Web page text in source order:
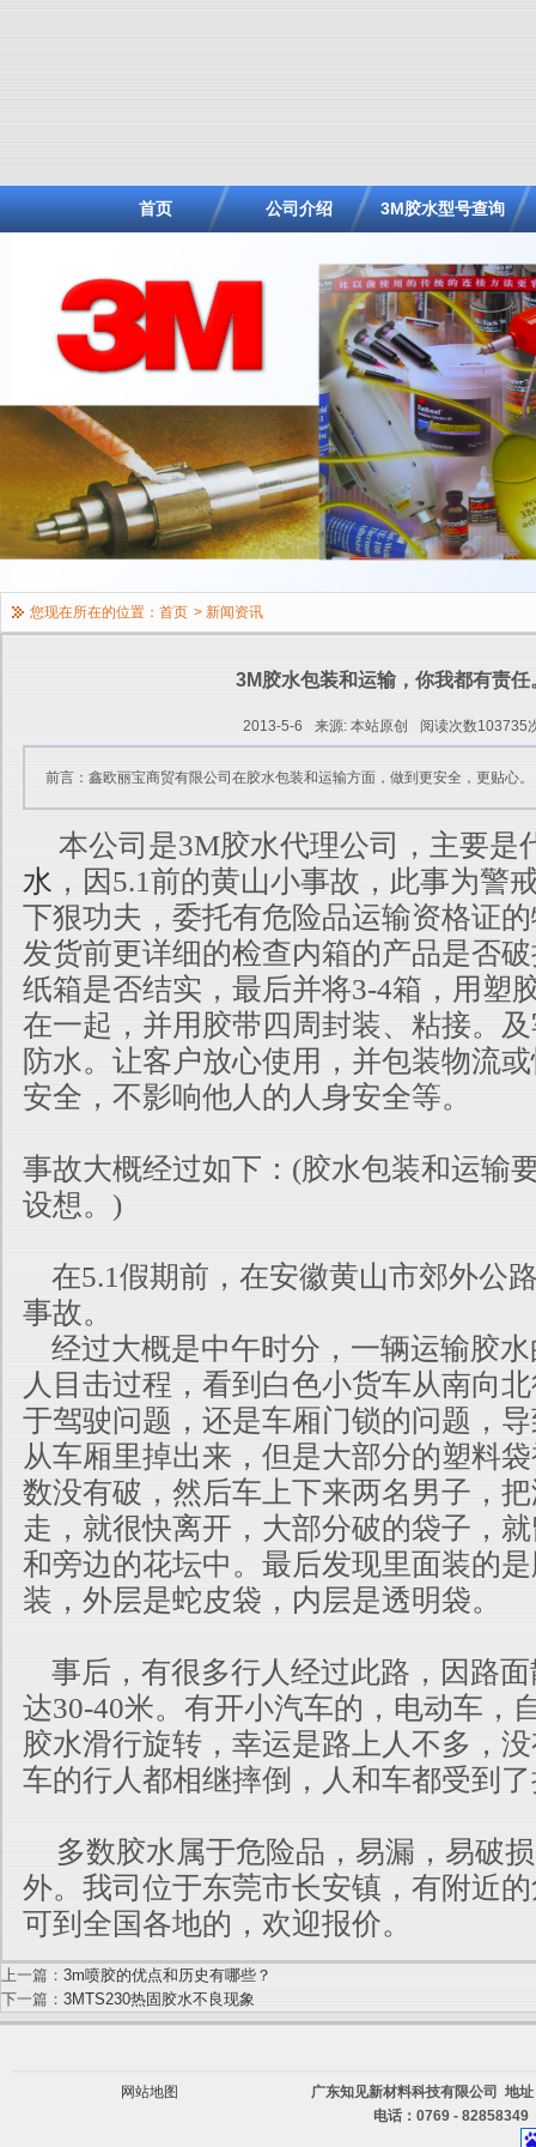
首页 公司介绍 3M胶水型号查询
您现在所在的位置： 首页 > 新闻资讯
3M胶水包装和运输，你我都有责任
2013-5-6 来源: 本站原创 阅读次数103735
前言：鑫欧丽宝商贸有限公司在胶水包装和运输方面，做到更安全，更贴心。
本公司是3M胶水代理公司，主要是
水 ，因5.1前的黄山小事故，此事为警
下狠功夫，委托有危险品运输资格证
发货前更详细的检查内箱的产品是否
纸箱是否结实，最后并将3-4箱，用塑
在一起，并用胶带四周封装、粘接。
防水。让客户放心使用，并包装物流
安全，不影响他人的人身安全等。
事故大概经过如下：(胶水包装和运输
设想。)
在5.1假期前，在安徽黄山市郊外公
事故。
经过大概是中午时分，一辆运输胶
人目击过程，看到白色小货车从南向
于驾驶问题，还是车厢门锁的问题，
从车厢里掉出来，但是大部分的塑料
数没有破，然后车上下来两名男子，
走，就很快离开，大部分破的袋子，
和旁边的花坛中。最后发现里面装的
装，外层是蛇皮袋，内层是透明袋。
事后，有很多行人经过此路，因路
达30-40米。有开小汽车的，电动车，
胶水滑行旋转，幸运是路上人不多，
车的行人都相继摔倒，人和车都受到
多数胶水属于危险品，易漏，易破
外。我司位于东莞市长安镇，有附近
可到全国各地的，欢迎报价。
上一篇： 3m喷胶的优点和历史有哪些？
下一篇： 3MTS230热固胶水不良现象
网站地图
广东知见新材料科技有限公司 地
电话：0769 -